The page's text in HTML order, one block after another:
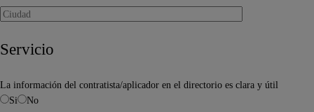
Servicio
La información del contratista/aplicador en el directorio es clara y útil
Si
No